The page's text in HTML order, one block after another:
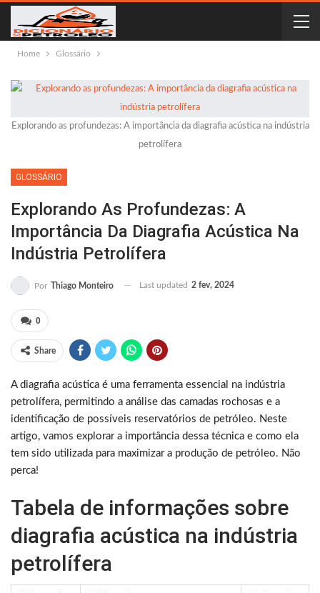
Home Glossário
Explorando as profundezas: A importância da diagrafia acústica na indústria
petrolífera
GLOSSÁRIO
Explorando As Profundezas: A
Importância Da Diagrafia Acústica Na
Indústria Petrolífera
Por Thiago Monteiro Last updated 2 fev, 2024
0
Share
A diagrafia acústica é uma ferramenta essencial na indústria
petrolífera, permitindo a análise das camadas rochosas e a
identificação de possíveis reservatórios de petróleo. Neste
artigo, vamos explorar a importância dessa técnica e como ela
tem sido utilizada para maximizar a produção de petróleo. Não
perca!
Tabela de informações sobre
diagrafia acústica na indústria
petrolífera